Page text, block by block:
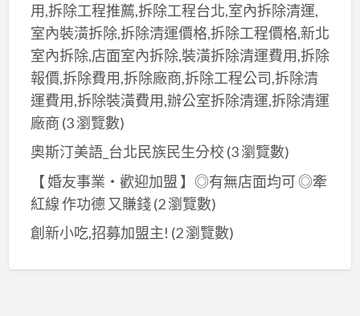
用,拆除工程推薦,拆除工程台北,室內拆除清運,
室內裝潢拆除,拆除清運價格,拆除工程價格,新北
室內拆除,店面室內拆除,裝潢拆除清運費用,拆除
報價,拆除費用,拆除廠商,拆除工程公司,拆除清
運費用,拆除裝潢費用,辦公室拆除清運,拆除清運
廠商 (3 瀏覽數)
奧斯汀美語_台北民族民生分校 (3 瀏覽數)
【 婚友事業‧歡迎加盟 】◎有無店面均可 ◎牽
紅線 作功德 又賺錢(2 瀏覽數)
創新小吃,招募加盟主! (2 瀏覽數)